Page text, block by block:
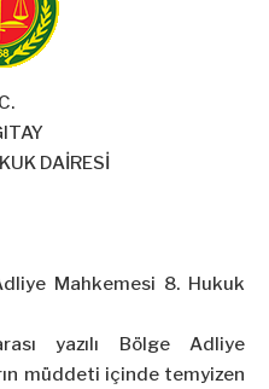
DAİRESİ
Mahkemesi 8. Hukuk
yazılı Bölge Adliye
müddeti içinde temyizen